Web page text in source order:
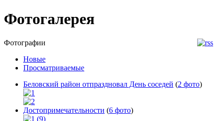
Фотогалерея
Фотографии
Новые
Просматриваемые
Беловский район отпраздновал День соседей (2 фото)
Достопримечательности (6 фото)